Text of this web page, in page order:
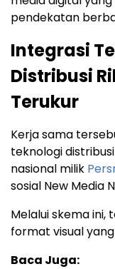
pendekatan
Integrasi
Distribusi
Terukur
Kerja sama
teknologi
nasional milik
sosial New Media
Melalui skema ini,
format visual
Baca Juga: